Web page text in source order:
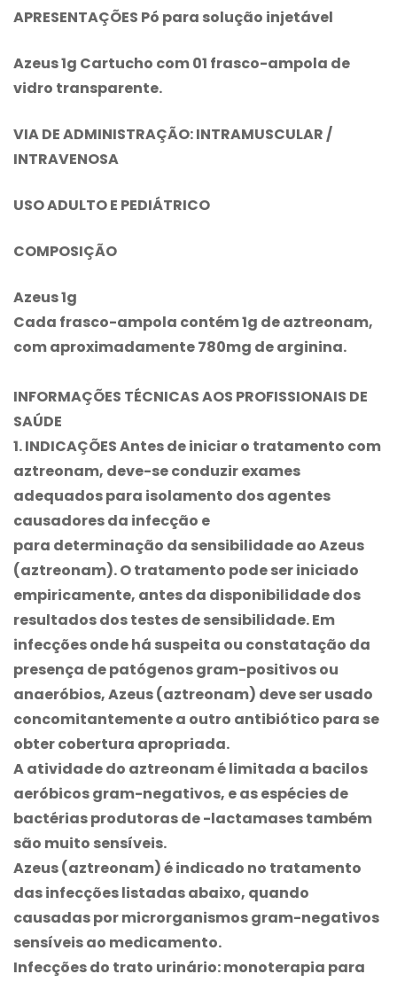
APRESENTAÇÕES Pó para solução injetável
Azeus 1g Cartucho com 01 frasco-ampola de
vidro transparente.
VIA DE ADMINISTRAÇÃO: INTRAMUSCULAR /
INTRAVENOSA
USO ADULTO E PEDIÁTRICO
COMPOSIÇÃO
Azeus 1g
Cada frasco-ampola contém 1g de aztreonam,
com aproximadamente 780mg de arginina.
INFORMAÇÕES TÉCNICAS AOS PROFISSIONAIS DE
SAÚDE
1. INDICAÇÕES Antes de iniciar o tratamento com
aztreonam, deve-se conduzir exames
adequados para isolamento dos agentes
causadores da infecção e
para determinação da sensibilidade ao Azeus
(aztreonam). O tratamento pode ser iniciado
empiricamente, antes da disponibilidade dos
resultados dos testes de sensibilidade. Em
infecções onde há suspeita ou constatação da
presença de patógenos gram-positivos ou
anaeróbios, Azeus (aztreonam) deve ser usado
concomitantemente a outro antibiótico para se
obter cobertura apropriada.
A atividade do aztreonam é limitada a bacilos
aeróbicos gram-negativos, e as espécies de
bactérias produtoras de -lactamases também
são muito sensíveis.
Azeus (aztreonam) é indicado no tratamento
das infecções listadas abaixo, quando
causadas por microrganismos gram-negativos
sensíveis ao medicamento.
Infecções do trato urinário:monoterapia para